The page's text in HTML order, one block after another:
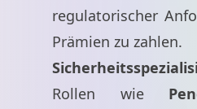
regulatorischer
Prämien zu zahlen.
Rollen wie